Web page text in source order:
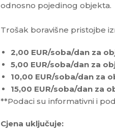
odnosno pojedinog objekta.
Trošak boravišne pristojbe
2,00 EUR/soba/dan za
5,00 EUR/soba/dan za
10,00 EUR/soba/dan za
15,00 EUR/soba/dan za
**Podaci su informativni i
Cjena uključuje: